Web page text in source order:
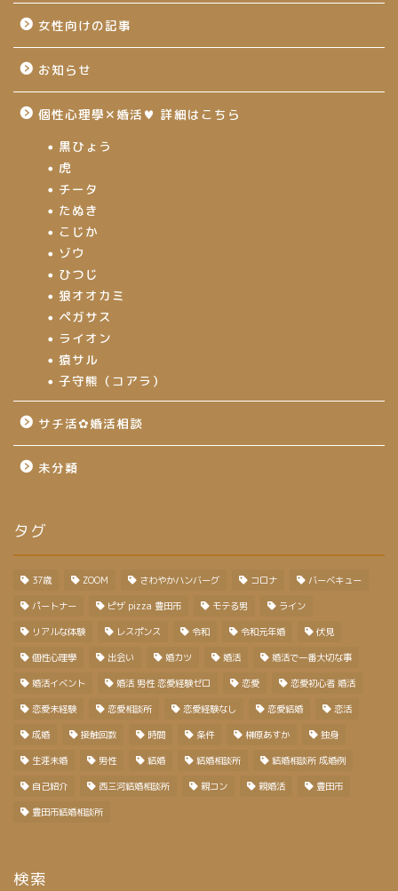
女性向けの記事
お知らせ
個性心理學✕婚活♥ 詳細はこちら
黒ひょう
虎
チータ
たぬき
こじか
ゾウ
ひつじ
狼オオカミ
ペガサス
ライオン
猿サル
子守熊（コアラ）
サチ活✿婚活相談
未分類
タグ
37歳 ZOOM さわやかハンバーグ コロナ バーベキュー
パートナー ピザ pizza 豊田市 モテる男 ライン
リアルな体験 レスポンス 令和 令和元年婚 伏見
個性心理學 出会い 婚カツ 婚活 婚活で一番大切な事
婚活イベント 婚活 男性 恋愛経験ゼロ 恋愛 恋愛初心者 婚活
恋愛未経験 恋愛相談所 恋愛経験なし 恋愛結婚 恋活
成婚 接触回数 時間 条件 榊原あすか 独身
生涯未婚 男性 結婚 結婚相談所 結婚相談所 成婚例
自己紹介 西三河結婚相談所 親コン 親婚活 豊田市
豊田市結婚相談所
検索